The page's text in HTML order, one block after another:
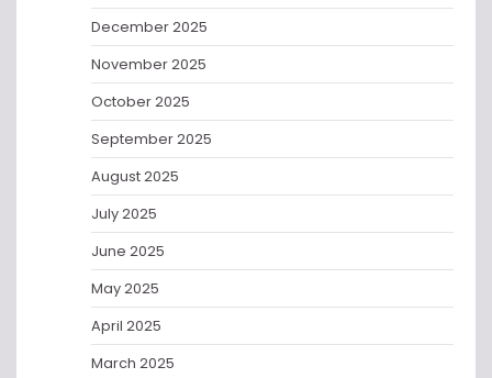
December 2025
November 2025
October 2025
September 2025
August 2025
July 2025
June 2025
May 2025
April 2025
March 2025